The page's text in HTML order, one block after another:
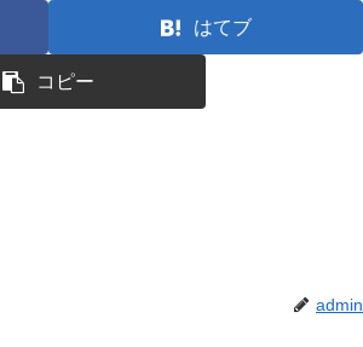
はてブ
コピー
admin